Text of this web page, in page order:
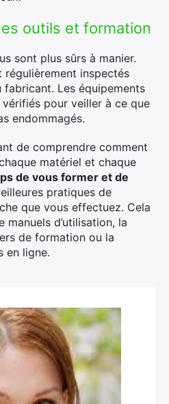
outils et formation
sont plus sûrs à manier.
régulièrement inspectés
Les équipements
pour veiller à ce que
endommagés.
de comprendre comment
matériel et chaque
de vous former et de
pratiques de
que vous effectuez. Cela
d’utilisation, la
de formation ou la
en ligne.